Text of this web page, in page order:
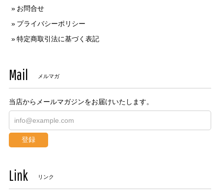
お問合せ
プライバシーポリシー
特定商取引法に基づく表記
Mail メルマガ
当店からメールマガジンをお届けいたします。
登録
Link リンク